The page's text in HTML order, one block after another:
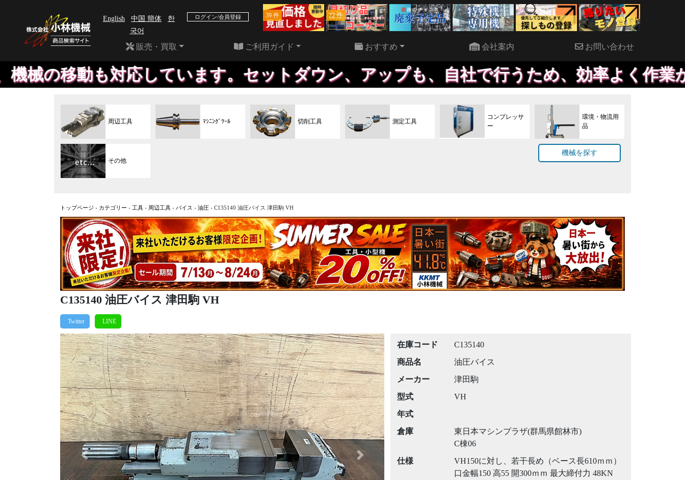
English 中国 簡体
한
국어
ログイン/会員登録 39 件 22 件
販売・買取 ご利用ガイド おすすめ 会社案内 お問い合わせ
応しています。セットダウン、アップも、自社で行うため、効率よく作業が進めること
周辺工具 ﾏｼﾆﾝｸﾞﾂｰﾙ 切削工具 測定工具
コンプレッサ
ー
環境・物流用
品
その他
機械を探す
トップページ › カテゴリー › 工具 › 周辺工具 › バイス › 油圧 › C135140 油圧バイス 津田駒 VH
C135140 油圧バイス 津田駒 VH
Previous Next
在庫コード
C135140
商品名
油圧バイス
メーカー
津田駒
型式
VH
年式
倉庫
東日本マシンプラザ(群馬県館林市)
C棟06
仕様
VH150に対し、若干長め（ベース長610ｍｍ）
口金幅150 高55 開300ｍｍ 最大締付力 48KN